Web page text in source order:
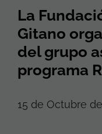
La
Gitano
del grupo
programa
15 de Octubre